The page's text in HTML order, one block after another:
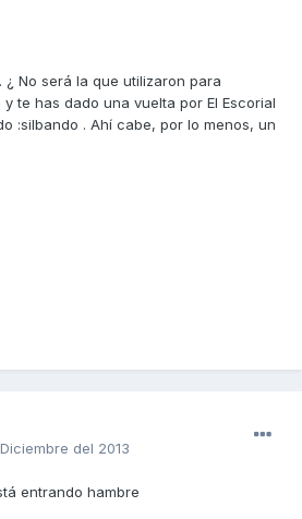
No será la que utilizaron para
te has dado una vuelta por El Escorial
:silbando . Ahí cabe, por lo menos, un
del 2013
entrando hambre